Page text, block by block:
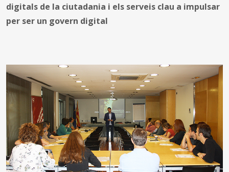
digitals de la ciutadania i els serveis clau a impulsar
per ser un govern digital